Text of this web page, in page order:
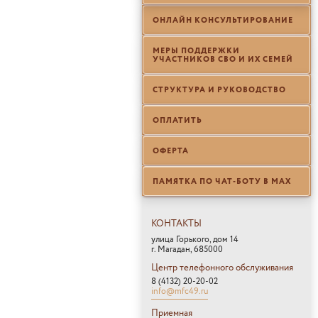
ОНЛАЙН КОНСУЛЬТИРОВАНИЕ
МЕРЫ ПОДДЕРЖКИ
УЧАСТНИКОВ СВО И ИХ СЕМЕЙ
СТРУКТУРА И РУКОВОДСТВО
ОПЛАТИТЬ
ОФЕРТА
ПАМЯТКА ПО ЧАТ-БОТУ В МАХ
КОНТАКТЫ
улица Горького, дом 14
г. Магадан, 685000
Центр телефонного обслуживания
8 (4132) 20-20-02
info@mfc49.ru
Приемная